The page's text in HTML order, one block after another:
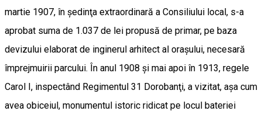
martie 1907, în şedinţa extraordinară a Consiliului local, s-a
aprobat suma de 1.037 de lei propusă de primar, pe baza
devizului elaborat de inginerul arhitect al oraşului, necesară
împrejmuirii parcului. În anul 1908 şi mai apoi în 1913, regele
Carol I, inspectând Regimentul 31 Dorobanţi, a vizitat, aşa cum
avea obiceiul, monumentul istoric ridicat pe locul bateriei